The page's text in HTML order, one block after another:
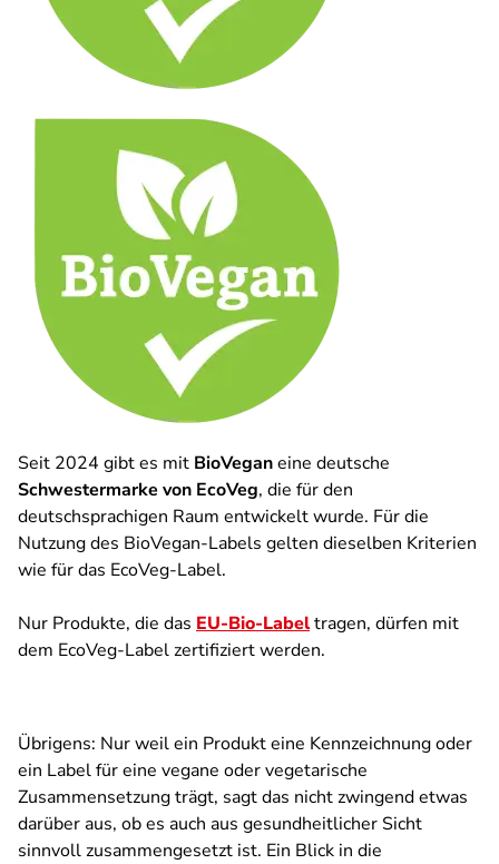
Seit 2024 gibt es mit BioVeganeine deutsche
Schwestermarke von EcoVeg, die für den
deutschsprachigen Raum entwickelt wurde. Für die
Nutzung des BioVegan-Labels gelten dieselben Kriterien
wie für das EcoVeg-Label.
Nur Produkte, die das EU-Bio-Labeltragen, dürfen mit
dem EcoVeg-Label zertifiziert werden.
Übrigens: Nur weil ein Produkt eine Kennzeichnung oder
ein Label für eine vegane oder vegetarische
Zusammensetzung trägt, sagt das nicht zwingend etwas
darüber aus, ob es auch aus gesundheitlicher Sicht
sinnvoll zusammengesetzt ist. Ein Blick in die